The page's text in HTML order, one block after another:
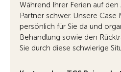
Während Ihrer Ferien auf
Partner schwer. Unsere Case
persönlich für Sie da und
Behandlung sowie den
Sie durch diese schwierige